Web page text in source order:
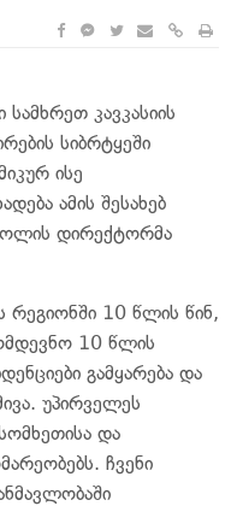
კავკასიის
სიბრტყეში
ისე
ამის შესახებ
დირექტორმა
რეგიონში 10 წლის წინ,
10 წლის
გამყარება და
უპირველეს
და
ჩვენი